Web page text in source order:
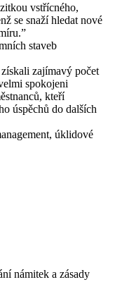
vstřícného,
se snaží hledat nové
staveb
zajímavý počet
spokojeni
kteří
úspěchů do dalších
úklidové
námitek a zásady